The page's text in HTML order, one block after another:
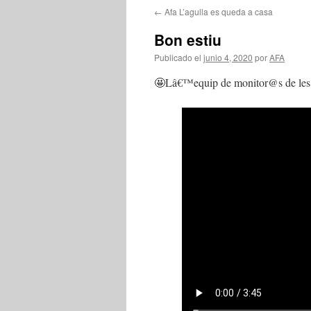
← Afa L’agulla es queda a casa
Bon estiu
Publicado el junio 4, 2020 porAFA
🤩Lâ€™equip de monitor@s de les